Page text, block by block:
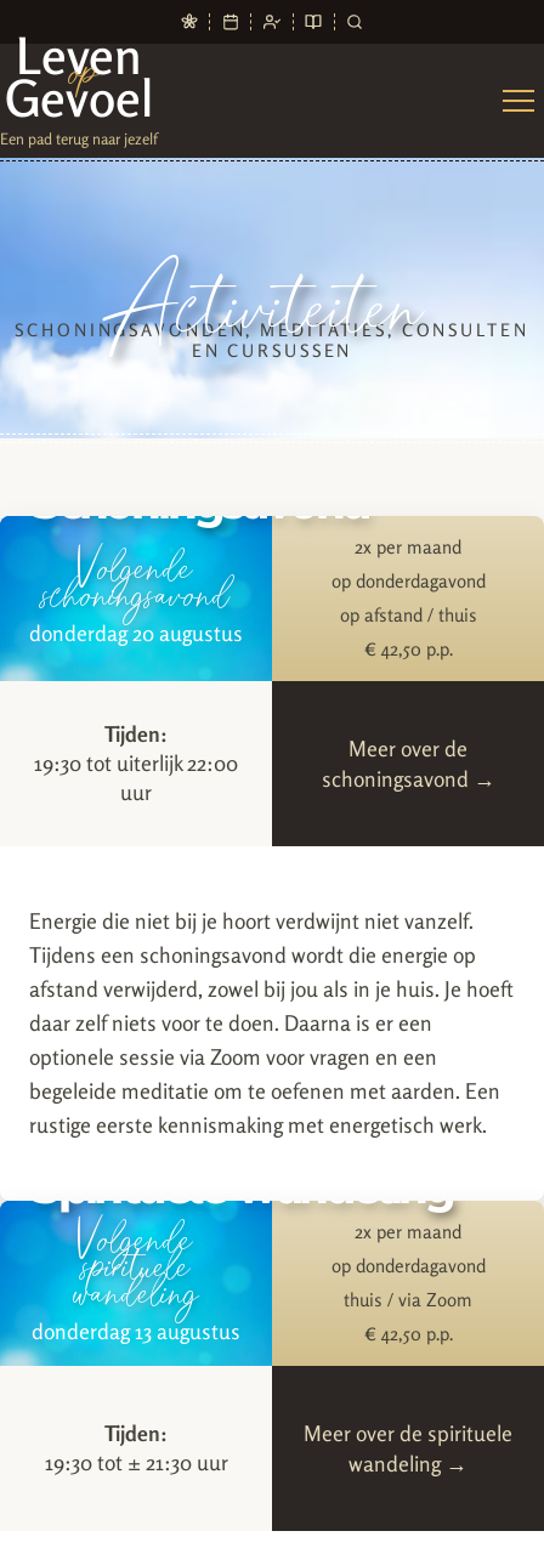
Leven
op
Gevoel
Een pad terug naar jezelf
Activiteiten
SCHONINGSAVONDEN, MEDITATIES, CONSULTEN
EN CURSUSSEN
Schoningsavond
Volgende
schoningsavond
donderdag 20 augustus
2x per maand
op donderdagavond
op afstand / thuis
€ 42,50 p.p.
Tijden:
19:30 tot uiterlijk 22:00
uur
Meer over de
schoningsavond →
Energie die niet bij je hoort verdwijnt niet vanzelf.
Tijdens een schoningsavond wordt die energie op
afstand verwijderd, zowel bij jou als in je huis. Je hoeft
daar zelf niets voor te doen. Daarna is er een
optionele sessie via Zoom voor vragen en een
begeleide meditatie om te oefenen met aarden. Een
rustige eerste kennismaking met energetisch werk.
Spirituele wandeling
Volgende
spirituele
wandeling
donderdag 13 augustus
2x per maand
op donderdagavond
thuis / via Zoom
€ 42,50 p.p.
Tijden:
19:30 tot ± 21:30 uur
Meer over de spirituele
wandeling →